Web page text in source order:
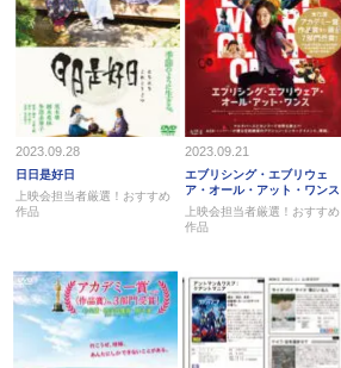
2023.09.28
日日是好日
上映会担当者厳選！おすすめ
作品
2023.09.21
エブリシング・エブリウェ
ア・オール・アット・ワンス
上映会担当者厳選！おすすめ
作品